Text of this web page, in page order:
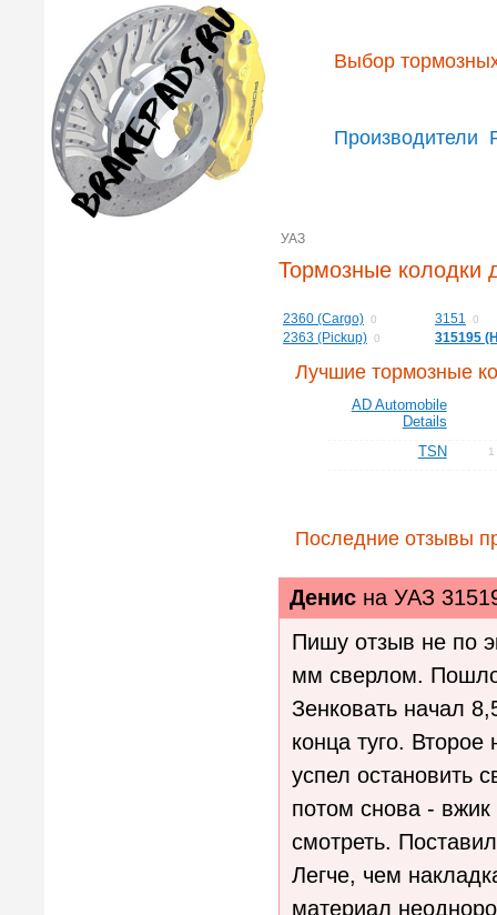
Выбор
Производители
УАЗ
Тормозные колодки
2360 (Cargo) 0
2363 (Pickup) 0
3151 0
315195
Лучшие тормозные
AD Automobile
Details
TSN
1
Последние отзывы
Денис на УАЗ
Пишу отзыв не по
мм сверлом. Пошло
Зенковать начал
конца туго.
успел остановить
потом снова -
смотреть.
Легче, чем
материал